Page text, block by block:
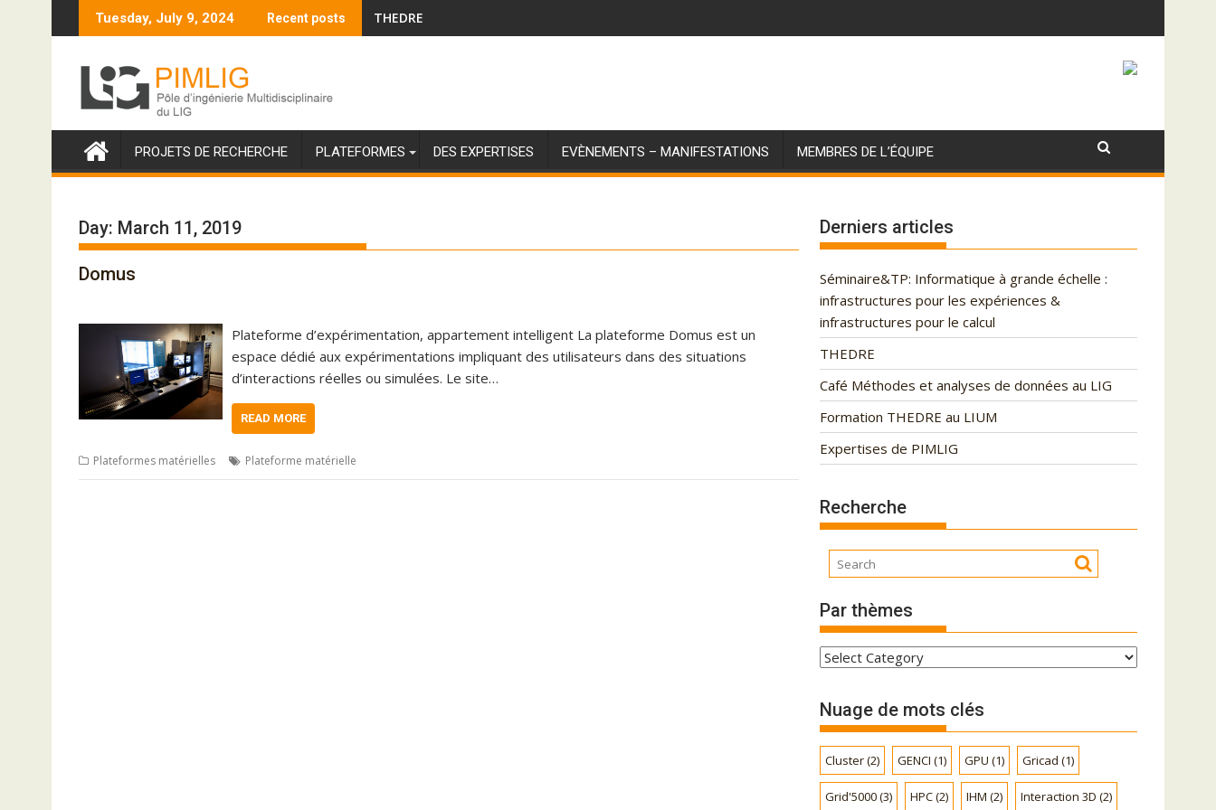
k
Tuesday, July 9, 2024 Recent posts THEDRE
PROJETS DE RECHERCHE PLATEFORMES DES EXPERTISES EVÈNEMENTS – MANIFESTATIONS MEMBRES DE L’ÉQUIPE
Day: March 11, 2019
Domus
Plateforme d’expérimentation, appartement intelligent La plateforme Domus est un
espace dédié aux expérimentations impliquant des utilisateurs dans des situations
d’interactions réelles ou simulées. Le site…
READ MORE
Plateformes matérielles Plateforme matérielle
Derniers articles
Séminaire&TP: Informatique à grande échelle :
infrastructures pour les expériences &
infrastructures pour le calcul
THEDRE
Café Méthodes et analyses de données au LIG
Formation THEDRE au LIUM
Expertises de PIMLIG
Recherche
Par thèmes
P
r
t
h
è
m
Nuage de mots clés
Cluster(2) GENCI (1) GPU (1) Gricad (1)
Grid'5000(3) HPC(2) IHM (2) Interaction 3D (2)